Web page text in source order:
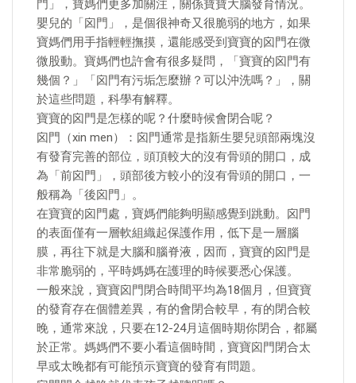
門」，寶媽們更多加關注，關係寶寶大腦發育情況。
嬰兒的「囟門」，是個很神奇又很脆弱的地方，如果
寶媽們用手指輕輕撫摸，還能感受到寶寶的囟門在微
微股動。寶媽們也許會有很多疑問，「寶寶的囟門有
幾個？」「囟門有污垢怎麼辦？可以沖洗嗎？」，關
於這些問題，科學有解釋。
寶寶的囟門是怎樣的呢？什麼時候會閉合呢？
囟門（xin men）：囟門通常是指新生嬰兒頭部兩塊沒
有發育完善的部位，頭頂較大的沒有骨頭的開口，成
為「前囟門」，頭部後方較小的沒有骨頭的開口，一
般稱為「後囟門」。
在寶寶的囟門處，寶媽們能夠明顯感覺到跳動。囟門
的表面僅有一層軟組織起保護作用，低下是一層腦
膜，再往下就是大腦和腦脊液，因而，寶寶的囟門是
非常脆弱的，平時媽媽在護理的時候要悉心保護。
一般來說，寶寶囟門閉合時間平均為18個月，但寶寶
的發育存在個體差異，有的會閉合較早，有的閉合較
晚，通常來說，只要在12-24月這個時期你閉合，都屬
於正常。媽媽們不要小看這個時間，寶寶囟門閉合太
早或太晚都有可能預示寶寶的發育有問題。